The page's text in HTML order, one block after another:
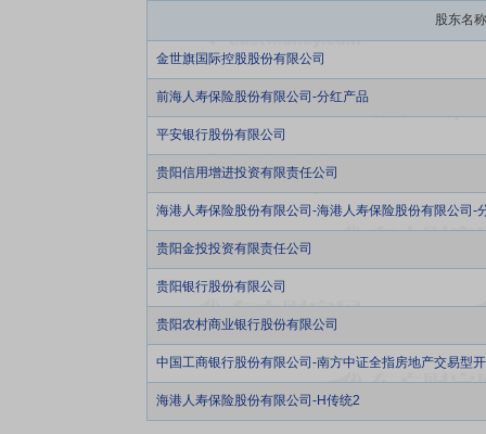
股东名称
金世旗国际控股股份有限公司
前海人寿保险股份有限公司-分红产品
平安银行股份有限公司
贵阳信用增进投资有限责任公司
海港人寿保险股份有限公司-海港人寿保险股份有限公司-
贵阳金投投资有限责任公司
贵阳银行股份有限公司
贵阳农村商业银行股份有限公司
中国工商银行股份有限公司-南方中证全指房地产交易型
海港人寿保险股份有限公司-H传统2